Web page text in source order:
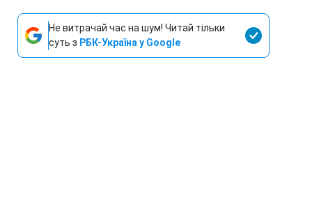
Не витрачай час на шум! Читай тільки
суть з РБК-Україна у Google